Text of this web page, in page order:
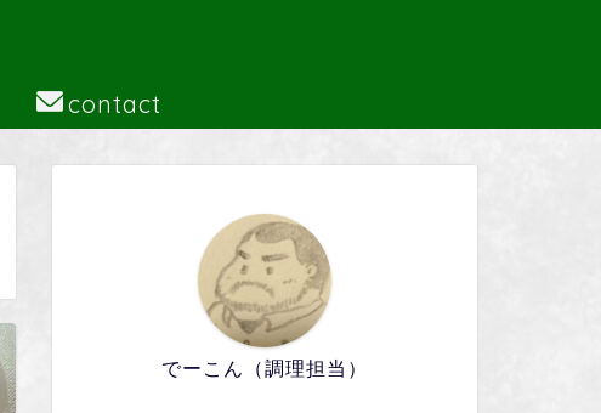
contact
でーこん（調理担当）